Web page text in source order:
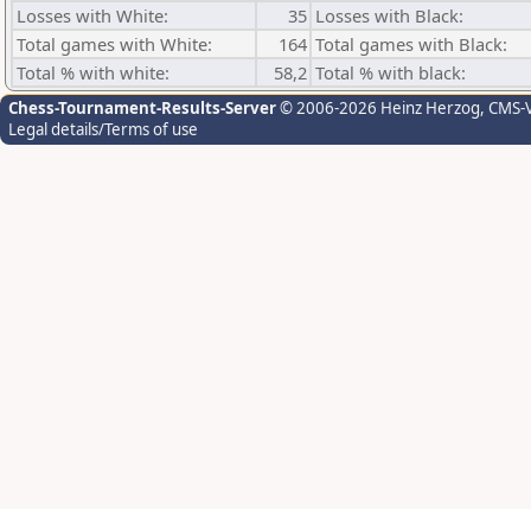
Losses with White:
35 Losses with Black:
Total games with White:
164 Total games with Black:
Total % with white:
58,2 Total % with black:
Chess-Tournament-Results-Server© 2006-2026 Heinz Herzog,
Legal details/Terms of use